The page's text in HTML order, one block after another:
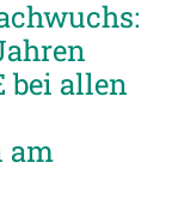
bei allen
am